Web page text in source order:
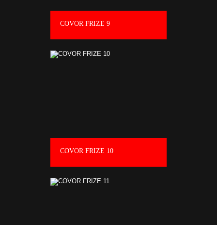
COVOR FRIZE 9
COVOR FRIZE 10